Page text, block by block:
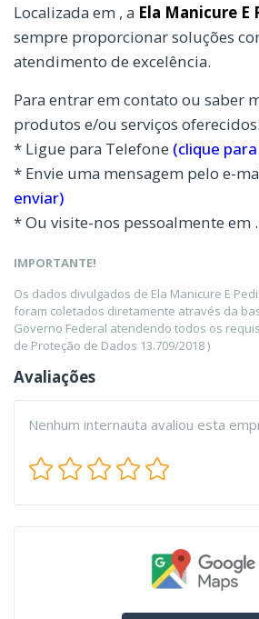
Localizada em , a Ela Manicure E
sempre proporcionar soluções
atendimento de excelência.
Para entrar em contato ou saber
produtos e/ou serviços oferecidos:
* Ligue para Telefone (clique
* Envie uma mensagem pelo e-
enviar)
* Ou visite-nos pessoalmente em .
IMPORTANTE!
Os dados divulgados de Ela Manicure E
foram coletados diretamente através da
Governo Federal atendendo todos os
de Proteção de Dados 13.709/2018 )
Avaliações
Nenhum internauta avaliou esta